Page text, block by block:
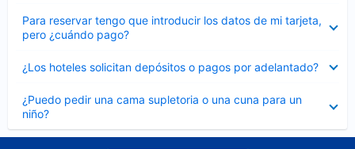
Para reservar tengo que introducir los datos de mi tarjeta,
pero ¿cuándo pago?
cerrado
¿Los hoteles solicitan depósitos o pagos por adelantado?
cerrado
¿Puedo pedir una cama supletoria o una cuna para un
niño?
cerrado